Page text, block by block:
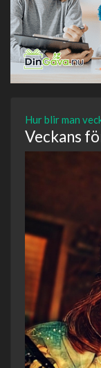
Hur blir man
Veckans